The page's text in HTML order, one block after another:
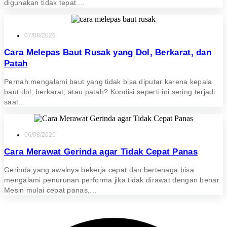
digunakan tidak tepat....
07/08/2026
Cara Melepas Baut Rusak yang Dol, Berkarat, dan
Patah
Pernah mengalami baut yang tidak bisa diputar karena kepala
baut dol, berkarat, atau patah? Kondisi seperti ini sering terjadi
saat...
06/08/2026
Cara Merawat Gerinda agar Tidak Cepat Panas
Gerinda yang awalnya bekerja cepat dan bertenaga bisa
mengalami penurunan performa jika tidak dirawat dengan benar.
Mesin mulai cepat panas,...